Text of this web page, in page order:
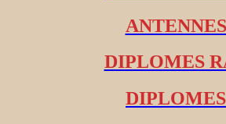
ANTENNES
DIPLOMES
DIPLOMES